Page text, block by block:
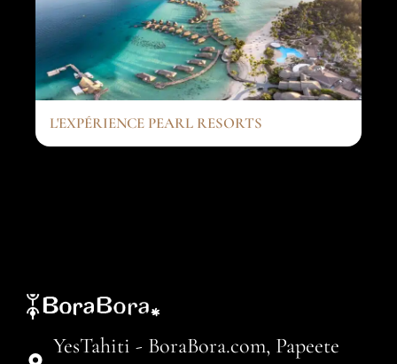
L'EXPÉRIENCE PEARL RESORTS
YesTahiti - BoraBora.com, Papeete